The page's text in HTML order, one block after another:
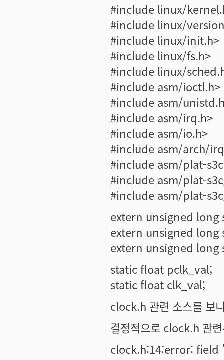
#include linux/
#include linux/
#include linux/init.h>
#include linux/fs.h>
#include linux/
#include asm/ioctl.h>
#include asm/
#include asm/irq.h>
#include asm/io.h>
#include asm/arch/
#include asm/plat-
#include asm/plat-
#include asm/plat-
extern unsigned long
extern unsigned long
extern unsigned long
static float pclk_val;
static float clk_val;
clock.h 관련 소스를 보
결정적으로 clock.h 관
clock.h:14:error: